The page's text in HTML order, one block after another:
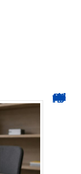
Hyperplanning INSA CVL : comment suivre votre planning ?